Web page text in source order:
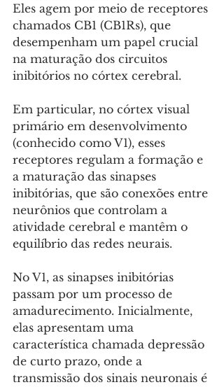
Eles agem por meio de receptores
chamados CB1 (CB1Rs), que
desempenham um papel crucial
na maturação dos circuitos
inibitórios no córtex cerebral.
Em particular, no córtex visual
primário em desenvolvimento
(conhecido como V1), esses
receptores regulam a formação e
a maturação das sinapses
inibitórias, que são conexões entre
neurônios que controlam a
atividade cerebral e mantêm o
equilíbrio das redes neurais.
No V1, as sinapses inibitórias
passam por um processo de
amadurecimento. Inicialmente,
elas apresentam uma
característica chamada depressão
de curto prazo, onde a
transmissão dos sinais neuronais é